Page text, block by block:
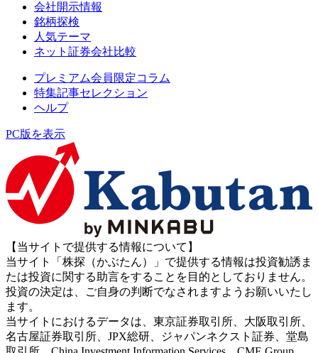
会社開示情報
銘柄探検
人気テーマ
ネット証券会社比較
プレミアム会員限定コラム
特集記事セレクション
ヘルプ
PC版を表示
【当サイトで提供する情報について】
当サイト「株探（かぶたん）」で提供する情報は投資勧誘ま
たは投資に関する助言をすることを目的としておりません。
投資の決定は、ご自身の判断でなされますようお願いいたし
ます。
当サイトにおけるデータは、東京証券取引所、大阪取引所、
名古屋証券取引所、JPX総研、ジャパンネクスト証券、堂島